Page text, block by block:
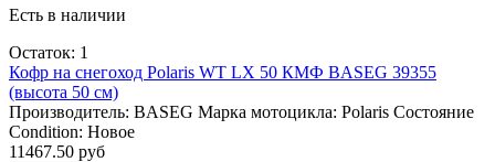
Есть в наличии
Остаток: 1
Кофр на снегоход Polaris WT LX 50 КМФ BASEG 39355
(высота 50 см)
Производитель: BASEG Марка мотоцикла: Polaris Состояние
Condition: Новое
11467.50 руб